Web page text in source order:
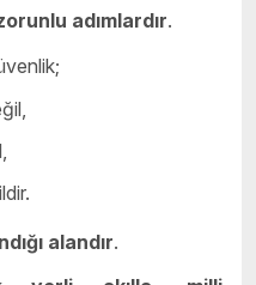
adımlardır.
alandır.